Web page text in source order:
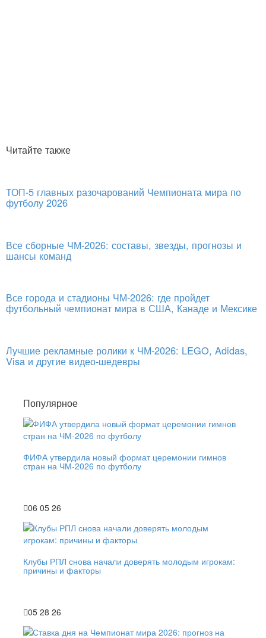
Читайте также
ТОП-5 главных разочарований Чемпионата мира по
футболу 2026
Все сборные ЧМ-2026: составы, звезды, прогнозы и
шансы команд
Все города и стадионы ЧМ-2026: где пройдет
футбольный чемпионат мира в США, Канаде и Мексике
Лучшие рекламные ролики к ЧМ-2026: LEGO, Adidas,
Visa и другие видео-шедевры
Популярное
ФИФА утвердила новый формат церемонии гимнов
стран на ЧМ-2026 по футболу
06 05 26
Клубы РПЛ снова начали доверять молодым игрокам:
причины и факторы
05 28 26